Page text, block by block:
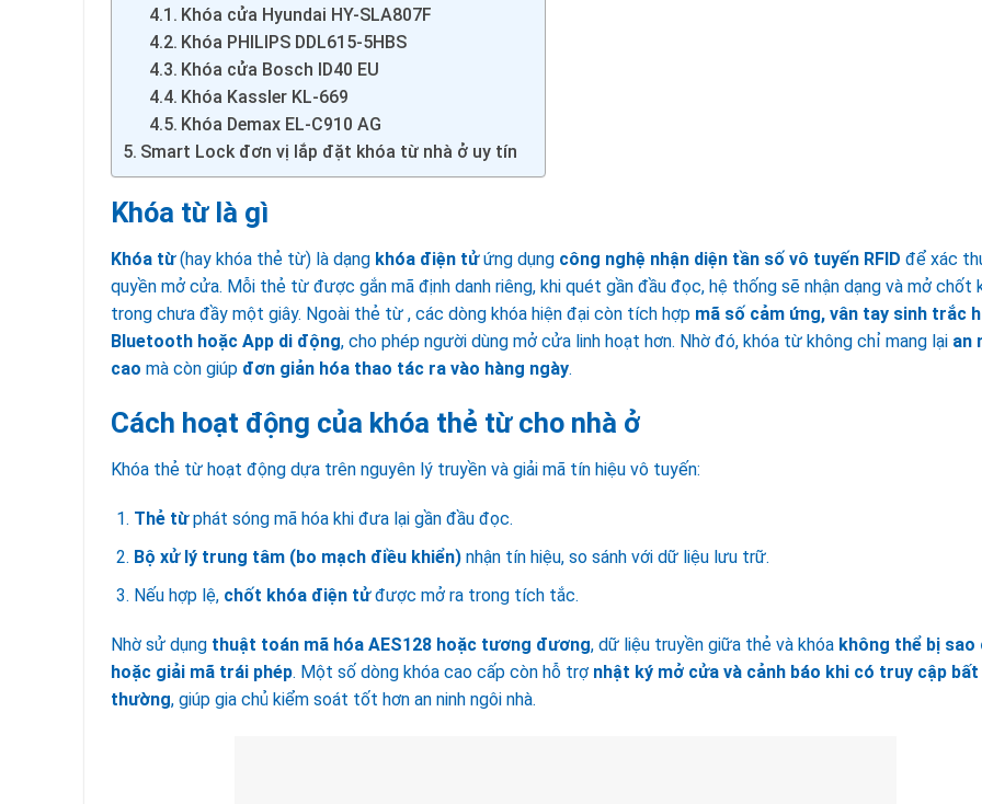
Khóa cửa Hyundai HY-SLA807F
Khóa PHILIPS DDL615-5HBS
Khóa cửa Bosch ID40 EU
Khóa Kassler KL-669
Khóa Demax EL-C910 AG
Smart Lock đơn vị lắp đặt khóa từ nhà ở uy tín
Khóa từ là gì
Khóa từ(hay khóa thẻ từ) là dạng khóa điện tửứng dụng công nghệ nhận diện tần số vô tuyến RFID để xác
quyền mở cửa. Mỗi thẻ từ được gắn mã định danh riêng, khi quét gần đầu đọc, hệ thống sẽ nhận dạng và mở chốt
trong chưa đầy một giây. Ngoài thẻ từ , các dòng khóa hiện đại còn tích hợp mã số cảm ứng, vân tay sinh trắc
Bluetooth hoặc App di động, cho phép người dùng mở cửa linh hoạt hơn. Nhờ đó, khóa từ không chỉ mang lại an
cao mà còn giúp đơn giản hóa thao tác ra vào hàng ngày.
Cách hoạt động của khóa thẻ từ cho nhà ở
Khóa thẻ từ hoạt động dựa trên nguyên lý truyền và giải mã tín hiệu vô tuyến:
Thẻ từphát sóng mã hóa khi đưa lại gần đầu đọc.
Bộ xử lý trung tâm (bo mạch điều khiển)nhận tín hiệu, so sánh với dữ liệu lưu trữ.
Nếu hợp lệ, chốt khóa điện tửđược mở ra trong tích tắc.
Nhờ sử dụng thuật toán mã hóa AES128 hoặc tương đương, dữ liệu truyền giữa thẻ và khóa không thể bị sao
hoặc giải mã trái phép. Một số dòng khóa cao cấp còn hỗ trợ nhật ký mở cửa và cảnh báo khi có truy cập bất
thường, giúp gia chủ kiểm soát tốt hơn an ninh ngôi nhà.